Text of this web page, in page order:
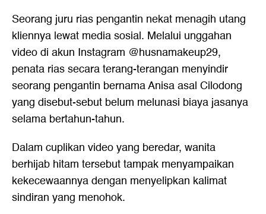
Seorang juru rias pengantin nekat menagih utang
kliennya lewat media sosial. Melalui unggahan
video di akun Instagram @husnamakeup29,
penata rias secara terang-terangan menyindir
seorang pengantin bernama Anisa asal Cilodong
yang disebut-sebut belum melunasi biaya jasanya
selama bertahun-tahun.
Dalam cuplikan video yang beredar, wanita
berhijab hitam tersebut tampak menyampaikan
kekecewaannya dengan menyelipkan kalimat
sindiran yang menohok.